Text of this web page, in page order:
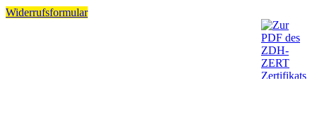
Widerrufsformular